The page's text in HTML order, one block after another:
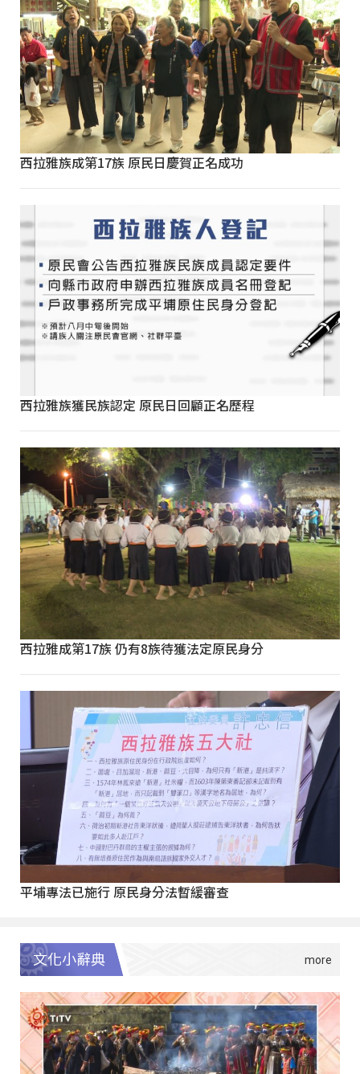
西拉雅族成第17族 原民日慶賀正名成功
西拉雅族獲民族認定 原民日回顧正名歷程
西拉雅成第17族 仍有8族待獲法定原民身分
平埔專法已施行 原民身分法暫緩審查
文化小辭典